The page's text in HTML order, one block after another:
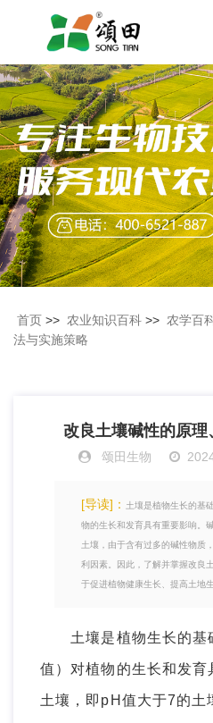
首页 >> 农业知识百科 >> 农学百
法与实施策略
改良土壤碱性的原
颂田生物
[导读]：
土壤是植物生长的基
物的生长和发育具有重要影响。
土壤，由于含有过多的碱性物质
利因素。因此，了解并掌握改良
于促进植物健康生长、提高土地
土壤是植物生长的基
值）对植物的生长和发育
土壤，即pH值大于7的土